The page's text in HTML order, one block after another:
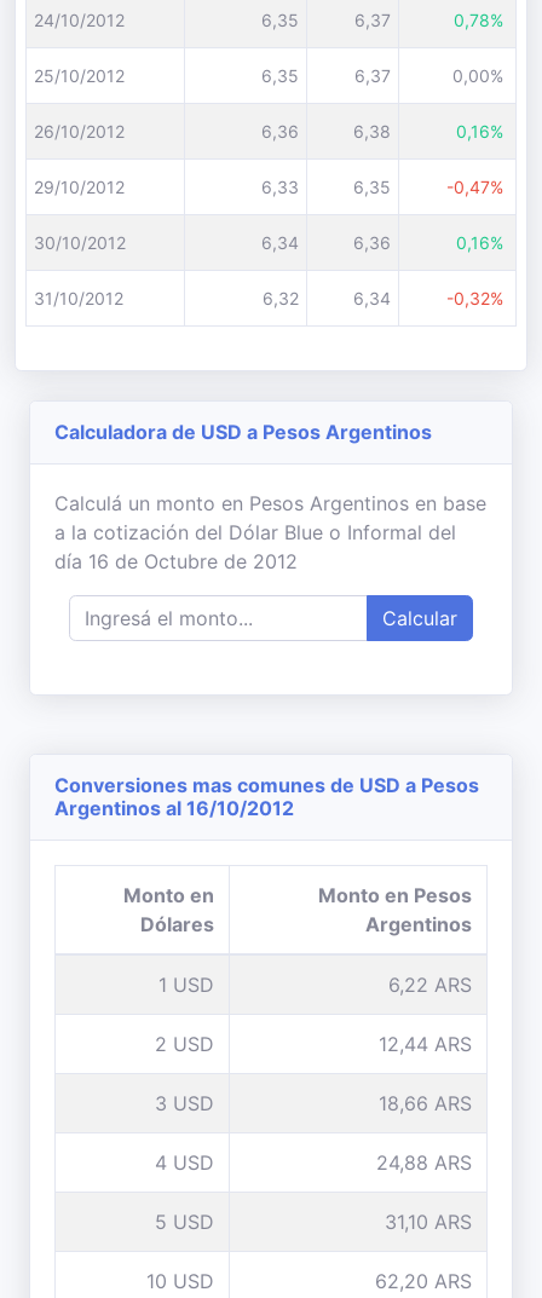
24/10/2012 6,35 6,37 0,78%
25/10/2012 6,35 6,37 0,00%
26/10/2012 6,36 6,38 0,16%
29/10/2012 6,33 6,35 -0,47%
30/10/2012 6,34 6,36 0,16%
31/10/2012 6,32 6,34 -0,32%
Calculadora de USD a Pesos Argentinos
Calculá un monto en Pesos Argentinos en base
a la cotización del Dólar Blue o Informal del
día 16 de Octubre de 2012
Calcular
Conversiones mas comunes de USD a Pesos
Argentinos al 16/10/2012
Monto en
Dólares
Monto en Pesos
Argentinos
1 USD 6,22 ARS
2 USD 12,44 ARS
3 USD 18,66 ARS
4 USD 24,88 ARS
5 USD 31,10 ARS
10 USD 62,20 ARS